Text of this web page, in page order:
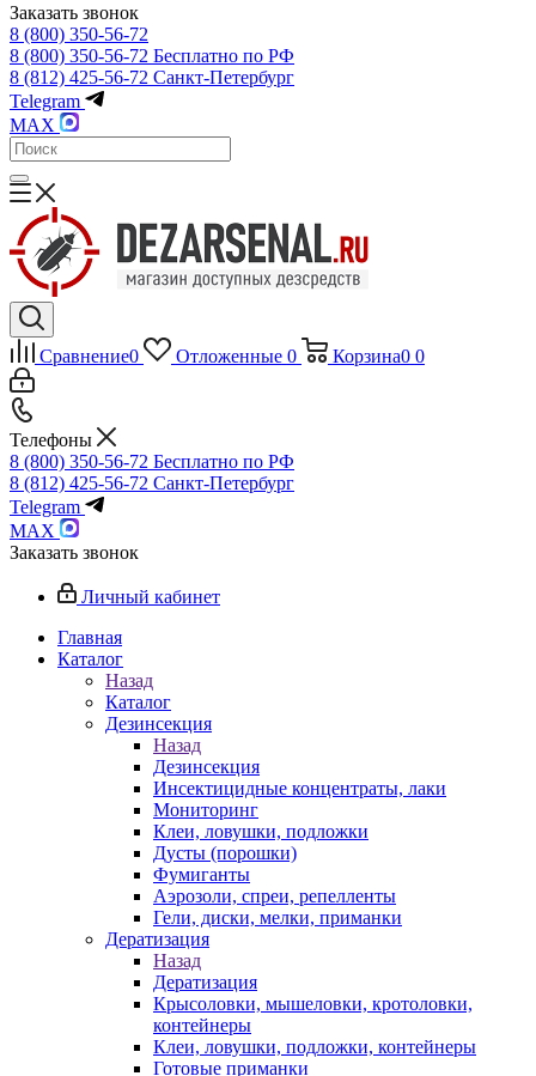
Заказать звонок
8 (800) 350-56-72
8 (800) 350-56-72 Бесплатно по РФ
8 (812) 425-56-72 Санкт-Петербург
Telegram
MAX
Сравнение0 Отложенные 0 Корзина0 0
Телефоны
8 (800) 350-56-72 Бесплатно по РФ
8 (812) 425-56-72 Санкт-Петербург
Telegram
MAX
Заказать звонок
Личный кабинет
Главная
Каталог
Назад
Каталог
Дезинсекция
Назад
Дезинсекция
Инсектицидные концентраты, лаки
Мониторинг
Клеи, ловушки, подложки
Дусты (порошки)
Фумиганты
Аэрозоли, спреи, репелленты
Гели, диски, мелки, приманки
Дератизация
Назад
Дератизация
Крысоловки, мышеловки, кротоловки,
контейнеры
Клеи, ловушки, подложки, контейнеры
Готовые приманки